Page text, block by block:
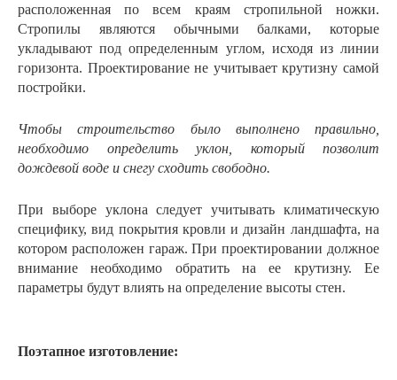
расположенная по всем краям стропильной ножки.
Стропилы являются обычными балками, которые
укладывают под определенным углом, исходя из линии
горизонта. Проектирование не учитывает крутизну самой
постройки.
Чтобы строительство было выполнено правильно,
необходимо определить уклон, который позволит
дождевой воде и снегу сходить свободно.
При выборе уклона следует учитывать климатическую
специфику, вид покрытия кровли и дизайн ландшафта, на
котором расположен гараж. При проектировании должное
внимание необходимо обратить на ее крутизну. Ее
параметры будут влиять на определение высоты стен.
Поэтапное изготовление: